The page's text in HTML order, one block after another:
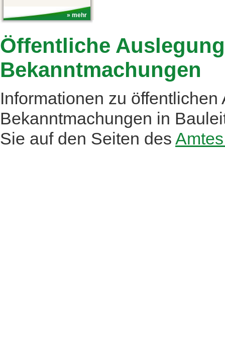
» mehr
Öffentliche
Bekanntmachungen
Informationen zu
Bekanntmachungen in
Sie auf den Seiten des